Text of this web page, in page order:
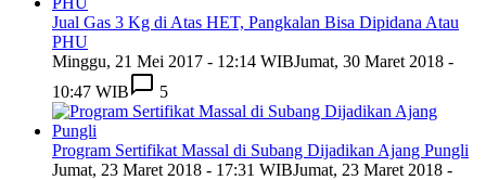
Jual Gas 3 Kg di Atas HET, Pangkalan Bisa Dipidana Atau
PHU
Minggu, 21 Mei 2017 - 12:14 WIBJumat, 30 Maret 2018 -
10:47 WIB
5
Program Sertifikat Massal di Subang Dijadikan Ajang Pungli
Jumat, 23 Maret 2018 - 17:31 WIBJumat, 23 Maret 2018 -